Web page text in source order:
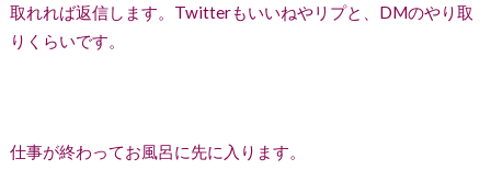
取れれば返信します。Twitterもいいねやリプと、DMのやり取
りくらいです。
仕事が終わってお風呂に先に入ります。